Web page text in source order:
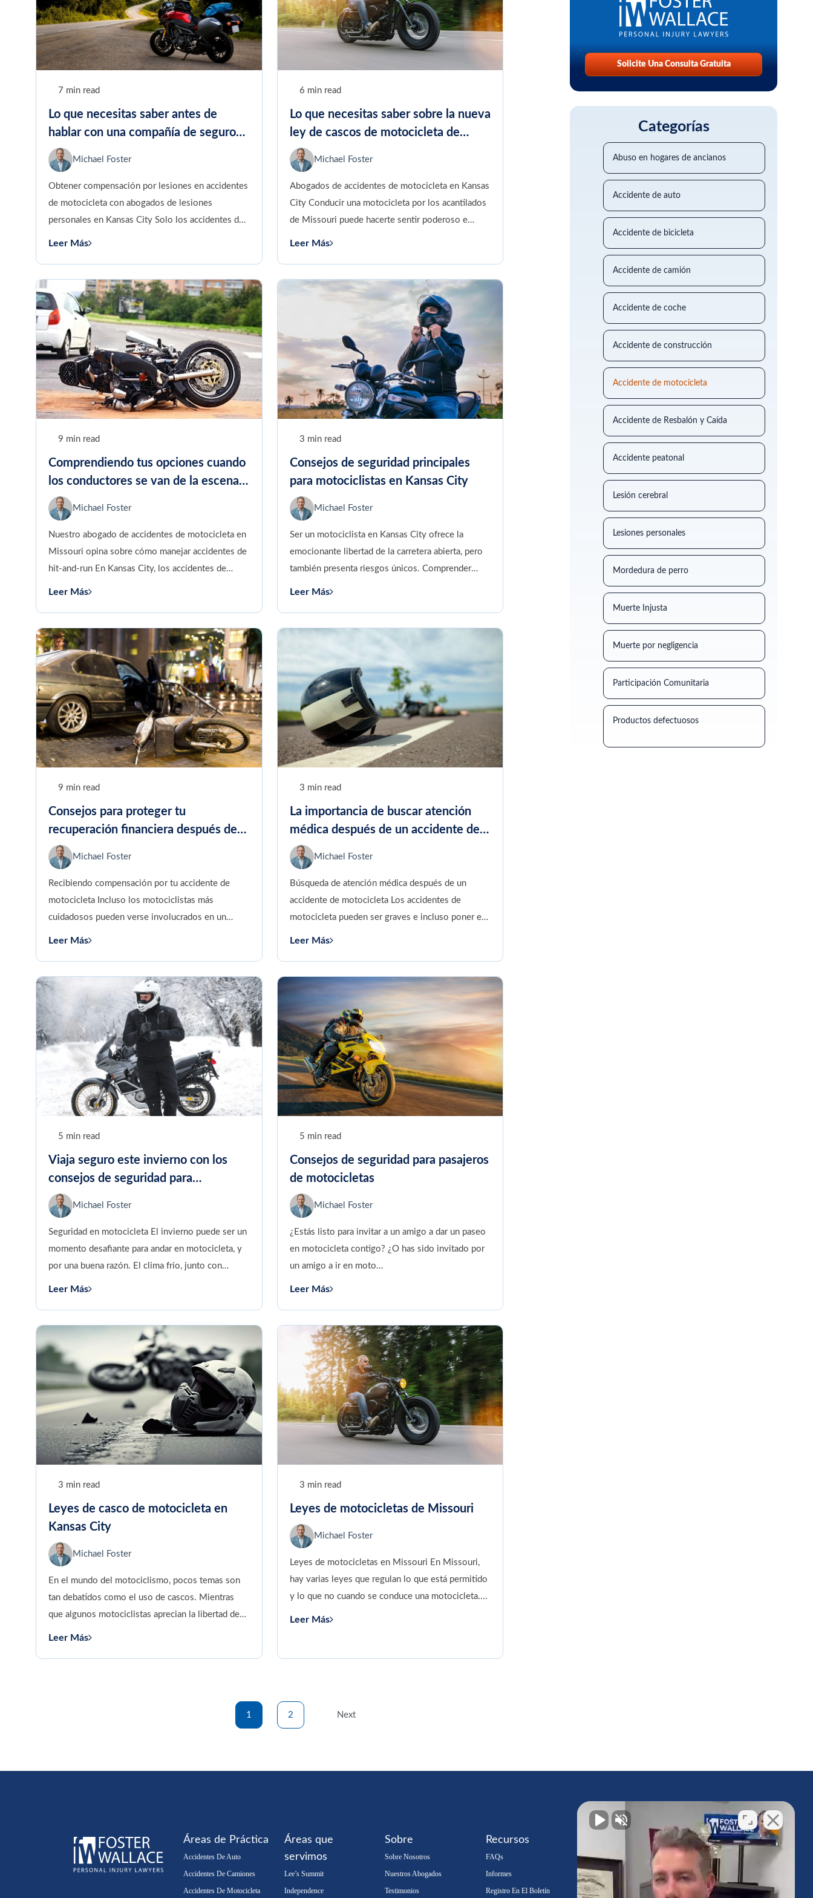
7 min read
Lo que necesitas saber antes de
hablar con una compañía de seguros
sobre tu accidente de motocicleta
Michael Foster
Obtener compensación por lesiones en accidentes
de motocicleta con abogados de lesiones
personales en Kansas City Solo los accidentes de
Leer Más
6 min read
Lo que necesitas saber sobre la nueva
ley de cascos de motocicleta de
Missouri
Michael Foster
Abogados de accidentes de motocicleta en Kansas
City Conducir una motocicleta por los acantilados
de Missouri puede hacerte sentir poderoso e
Leer Más
9 min read
Comprendiendo tus opciones cuando
los conductores se van de la escena
de un accidente de motocicleta
Michael Foster
Nuestro abogado de accidentes de motocicleta en
Missouri opina sobre cómo manejar accidentes de
hit-and-run En Kansas City, los accidentes de
Leer Más
3 min read
Consejos de seguridad principales
para motociclistas en Kansas City
Michael Foster
Ser un motociclista en Kansas City ofrece la
emocionante libertad de la carretera abierta, pero
también presenta riesgos únicos. Comprender
Leer Más
9 min read
Consejos para proteger tu
recuperación financiera después de
un accidente de motocicleta
Michael Foster
Recibiendo compensación por tu accidente de
motocicleta Incluso los motociclistas más
cuidadosos pueden verse involucrados en un
Leer Más
3 min read
La importancia de buscar atención
médica después de un accidente de
motocicleta
Michael Foster
Búsqueda de atención médica después de un
accidente de motocicleta Los accidentes de
motocicleta pueden ser graves e incluso poner en
Leer Más
5 min read
Viaja seguro este invierno con los
consejos de seguridad para
motocicletas de Missouri
Michael Foster
Seguridad en motocicleta El invierno puede ser un
momento desafiante para andar en motocicleta, y
por una buena razón. El clima frío, junto con
Leer Más
5 min read
Consejos de seguridad para pasajeros
de motocicletas
Michael Foster
¿Estás listo para invitar a un amigo a dar un paseo
en motocicleta contigo? ¿O has sido invitado por
un amigo a ir en moto...
Leer Más
3 min read
Leyes de casco de motocicleta en
Kansas City
Michael Foster
En el mundo del motociclismo, pocos temas son
tan debatidos como el uso de cascos. Mientras
que algunos motociclistas aprecian la libertad de
Leer Más
3 min read
Leyes de motocicletas de Missouri
Michael Foster
Leyes de motocicletas en Missouri En Missouri,
hay varias leyes que regulan lo que está permitido
y lo que no cuando se conduce una motocicleta....
Leer Más
Posts
1 2 Next
Solicite Una Consulta Gratuita
Categorías
Abuso en hogares de ancianos
Accidente de auto
Accidente de bicicleta
Accidente de camión
Accidente de coche
Accidente de construcción
Accidente de motocicleta
Accidente de Resbalón y Caída
Accidente peatonal
Lesión cerebral
Lesiones personales
Mordedura de perro
Muerte Injusta
Muerte por negligencia
Participación Comunitaria
Productos defectuosos
Áreas de Práctica
Accidentes De Auto
Accidentes De Camiones
Accidentes De Motocicleta
Áreas que
servimos
Lee’s Summit
Independence
Sobre
Sobre Nosotros
Nuestros Abogados
Testimonios
Recursos
FAQs
Informes
Registro En El Boletín
¿Tengo un caso?
Contacta con nosotros
hoy